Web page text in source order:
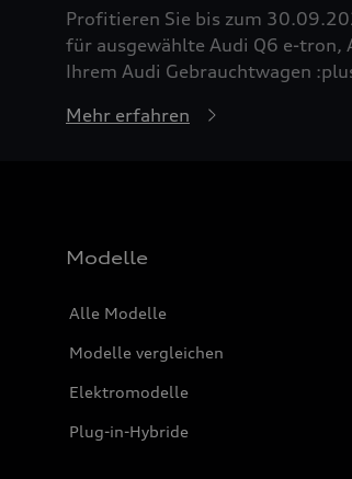
Profitieren Sie bis zum
für ausgewählte Audi Q6 e-tron,
Ihrem Audi Gebrauchtwagen
Mehr erfahren
Modelle
Alle Modelle
Modelle vergleichen
Elektromodelle
Plug-in-Hybride